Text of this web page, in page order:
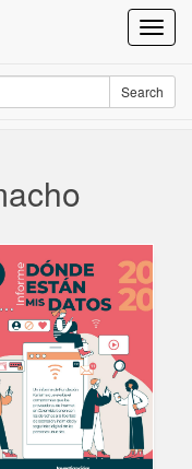
Search